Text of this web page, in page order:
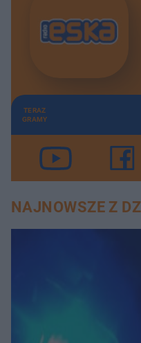
TERAZ
GRAMY
NAJNOWSZE Z